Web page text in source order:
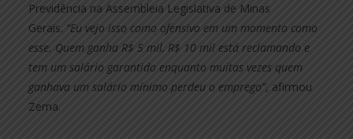
Previdência na Assembleia Legislativa de Minas
Gerais. “Eu vejo isso como ofensivo em um momento como
esse. Quem ganha R$ 5 mil, R$ 10 mil está reclamando e
tem um salário garantido enquanto muitas vezes quem
ganhava um salário mínimo perdeu o emprego”, afirmou
Zema.